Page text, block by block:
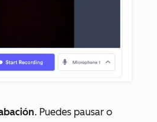
. Puedes pausar o